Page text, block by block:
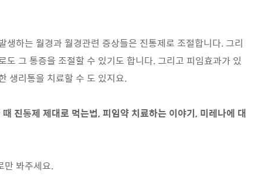
생하는 월경과 월경관련 증상들은 진통제로 조절합니다. 그리
도 그 통증을 조절할 수 있기도 합니다. 그리고 피임효과가 있
생리통을 치료할 수 도 있지요.
진통제 제대로 먹는법, 피임약 치료하는 이야기, 미레나에 대
만 봐주세요.